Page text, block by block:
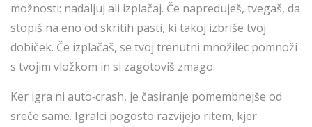
možnosti: nadaljuj ali izplačaj. Če napreduješ, tvegaš, da
stopiš na eno od skritih pasti, ki takoj izbriše tvoj
dobiček. Če izplačaš, se tvoj trenutni množilec pomnoži
s tvojim vložkom in si zagotoviš zmago.
Ker igra ni auto‑crash, je časiranje pomembnejše od
sreče same. Igralci pogosto razvijejo ritem, kjer